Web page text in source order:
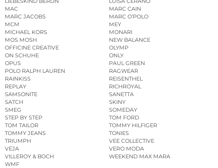
MAC
MARC CAIN
MARC JACOBS
MARC O’POLO
MCM
MEY
MICHAEL KORS
MONARI
MOS MOSH
NEW BALANCE
OFFICINE CREATIVE
OLYMP
ON SCHUHE
ONLY
OPUS
PAUL GREEN
POLO RALPH LAUREN
RAGWEAR
RAINKISS
REISENTHEL
REPLAY
RICHROYAL
SAMSONITE
SANETTA
SATCH
SKINY
SMEG
SOMEDAY
STEP BY STEP
TOM FORD
TOM TAILOR
TOMMY HILFIGER
TOMMY JEANS
TONIES
TRIUMPH
VEE COLLECTIVE
VEJA
VERO MODA
VILLEROY & BOCH
WEEKEND MAX MARA
WMF